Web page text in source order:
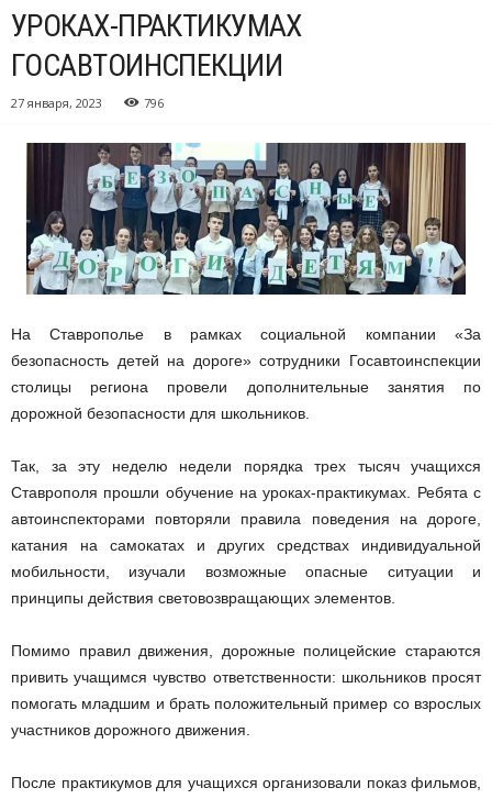
УРОКАХ-ПРАКТИКУМАХ
ГОСАВТОИНСПЕКЦИИ
27 января, 2023 796
На Ставрополье в рамках социальной компании «За
безопасность детей на дороге» сотрудники Госавтоинспекции
столицы региона провели дополнительные занятия по
дорожной безопасности для школьников.
Так, за эту неделю недели порядка трех тысяч учащихся
Ставрополя прошли обучение на уроках-практикумах. Ребята с
автоинспекторами повторяли правила поведения на дороге,
катания на самокатах и других средствах индивидуальной
мобильности, изучали возможные опасные ситуации и
принципы действия световозвращающих элементов.
Помимо правил движения, дорожные полицейские стараются
привить учащимся чувство ответственности: школьников просят
помогать младшим и брать положительный пример со взрослых
участников дорожного движения.
После практикумов для учащихся организовали показ фильмов,